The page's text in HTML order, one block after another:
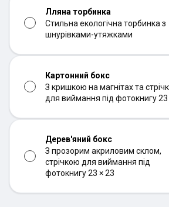
Лляна торбинка
Стильна екологічна торбинка з
шнурівками-утяжками
Картонний бокс
З кришкою на магнітах та
для виймання під фотокнигу 23
Дерев'яний бокс
З прозорим акриловим склом,
стрічкою для виймання під
фотокнигу 23 × 23